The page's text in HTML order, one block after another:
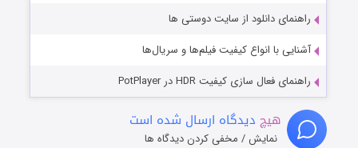
راهنمای دانلود از سایت دوستی ها
آشنایی با انواع کیفیت فیلم‌ها و سریال‌ها
راهنمای فعال سازی کیفیت HDR در PotPlayer
هیچ دیدگاه ارسال شده است
نمایش / مخفی کردن دیدگاه ها